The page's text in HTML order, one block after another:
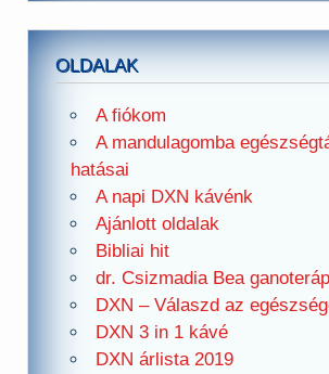
OLDALAK
A fiókom
A mandulagomba
hatásai
A napi DXN kávénk
Ajánlott oldalak
Bibliai hit
dr. Csizmadia Bea
DXN – Válaszd az
DXN 3 in 1 kávé
DXN árlista 2019